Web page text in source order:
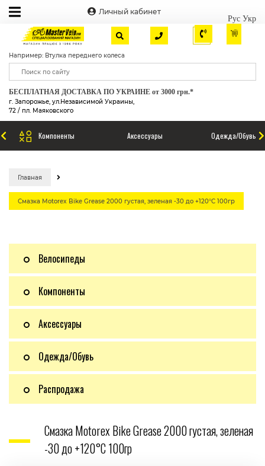
Личный кабинет
Рус Укр
Например: Втулка переднего колеса
БЕСПЛАТНАЯ ДОСТАВКА ПО УКРАИНЕ от 3000 грн.*
г. Запорожье, ул.Независимой Украины,
72 / пл. Маяковского
Компоненты Аксессуары Одежда/Обувь
Главная
Смазка Motorex Bike Grease 2000 густая, зеленая -30 до +120°С 100гр
Велосипеды
Компоненты
Аксессуары
Одежда/Обувь
Распродажа
Смазка Motorex Bike Grease 2000 густая, зеленая
-30 до +120°С 100гр